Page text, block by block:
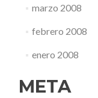
marzo 2008
febrero 2008
enero 2008
META